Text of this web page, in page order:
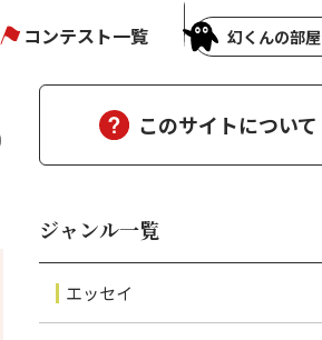
コンテスト一覧 幻くんの部屋
このサイトについて
ジャンル一覧
エッセイ